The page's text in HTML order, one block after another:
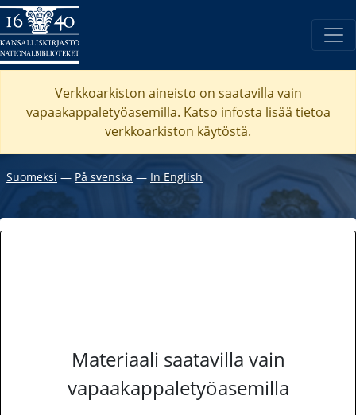
Verkkoarkiston aineisto on saatavilla vain
vapaakappaletyöasemilla. Katso infosta lisää tietoa
verkkoarkiston käytöstä.
Suomeksi ― På svenska ― In English
Materiaali saatavilla vain
vapaakappaletyöasemilla